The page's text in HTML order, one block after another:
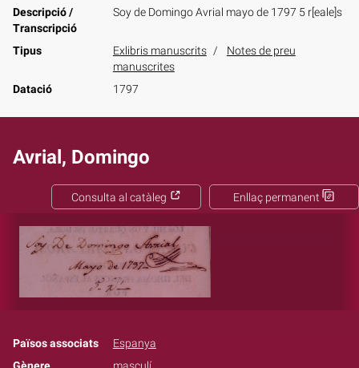
Descripció /
Transcripció
Soy de Domingo Avrial mayo de 1797 5 r[eale]s
Tipus Exlibris manuscrits
Notes de preu
manuscrites
Datació
1797
Avrial, Domingo
Enllaç permanent
Consulta al catàleg
Països associats
Espanya